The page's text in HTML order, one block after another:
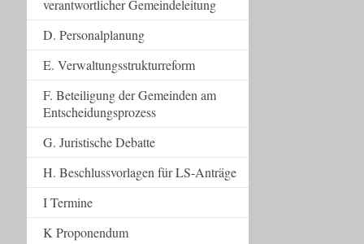
verantwortlicher Gemeindeleitung
D. Personalplanung
E. Verwaltungsstrukturreform
F. Beteiligung der Gemeinden am
Entscheidungsprozess
G. Juristische Debatte
H. Beschlussvorlagen für LS-Anträge
I Termine
K Proponendum